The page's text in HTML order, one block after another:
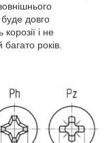
довго
і не
років.